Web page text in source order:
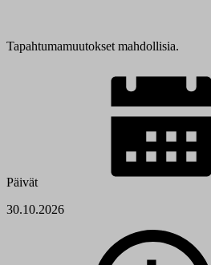
Tapahtumamuutokset mahdollisia.
Päivät
30.10.2026